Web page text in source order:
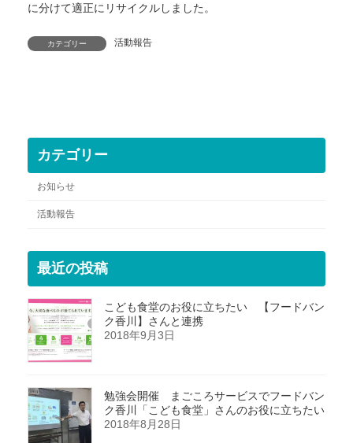
に分けて適正にリサイクルしました。
カテゴリー 活動報告
カテゴリー
お知らせ
活動報告
最近の投稿
こども食堂のお役に立ちたい 【フードバン
ク香川】さんと連携
2018年9月3日
勉強会開催 まごころサービスでフードバン
ク香川「こども食堂」さんのお役に立ちたい
2018年8月28日